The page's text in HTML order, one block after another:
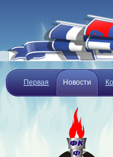
Первая Новости